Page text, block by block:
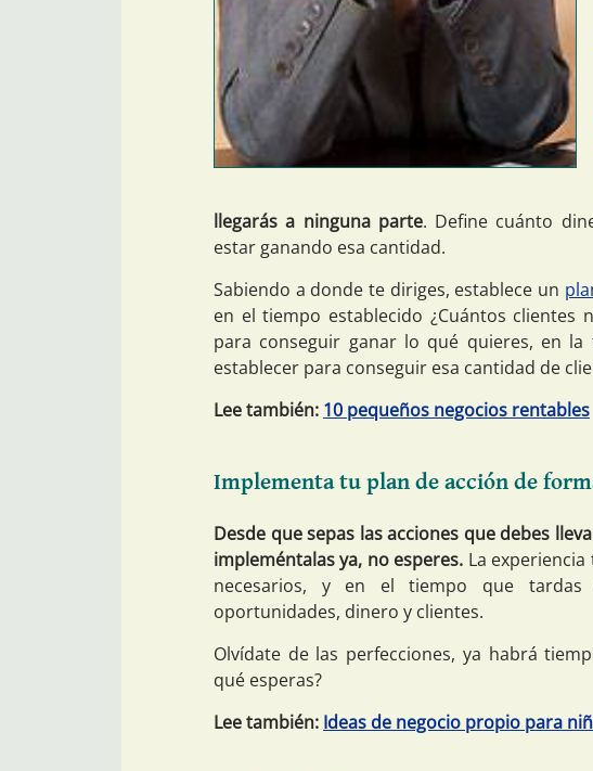
llegarás a ninguna parte. Define cuánto
estar ganando esa cantidad.
Sabiendo a donde te diriges, establece un
en el tiempo establecido ¿Cuántos clientes
para conseguir ganar lo qué quieres, en la
establecer para conseguir esa cantidad de
Lee también: 10 pequeños negocios rentables
Implementa tu plan de acción de
Desde que sepas las acciones que debes
impleméntalas ya, no esperes. La
necesarios, y en el tiempo que tardas
oportunidades, dinero y clientes.
Olvídate de las perfecciones, ya habrá
qué esperas?
Lee también: Ideas de negocio propio para